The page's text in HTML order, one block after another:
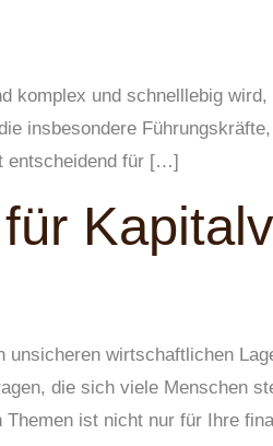
komplex und schnelllebig
insbesondere
entscheidend für […]
wirtschaftlichen
die sich viele Menschen
Themen ist nicht nur für Ihre